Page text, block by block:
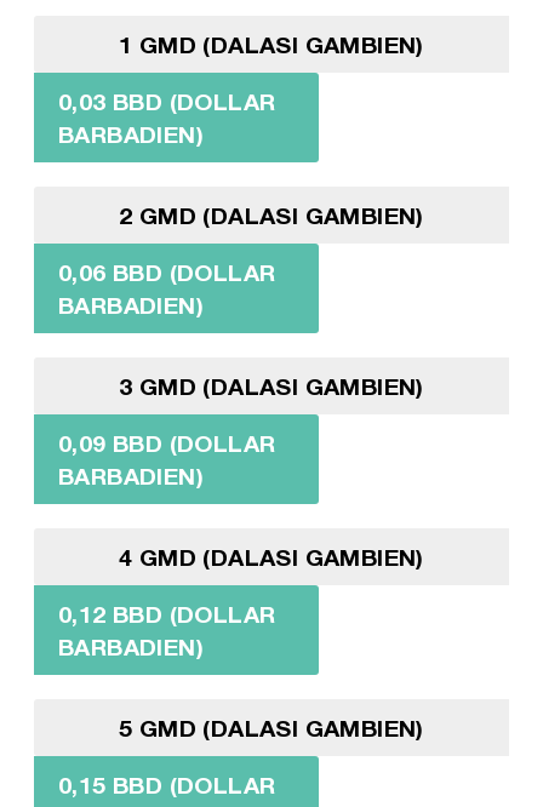
1 GMD (DALASI GAMBIEN)
0,03 BBD (DOLLAR
BARBADIEN)
2 GMD (DALASI GAMBIEN)
0,06 BBD (DOLLAR
BARBADIEN)
3 GMD (DALASI GAMBIEN)
0,09 BBD (DOLLAR
BARBADIEN)
4 GMD (DALASI GAMBIEN)
0,12 BBD (DOLLAR
BARBADIEN)
5 GMD (DALASI GAMBIEN)
0,15 BBD (DOLLAR